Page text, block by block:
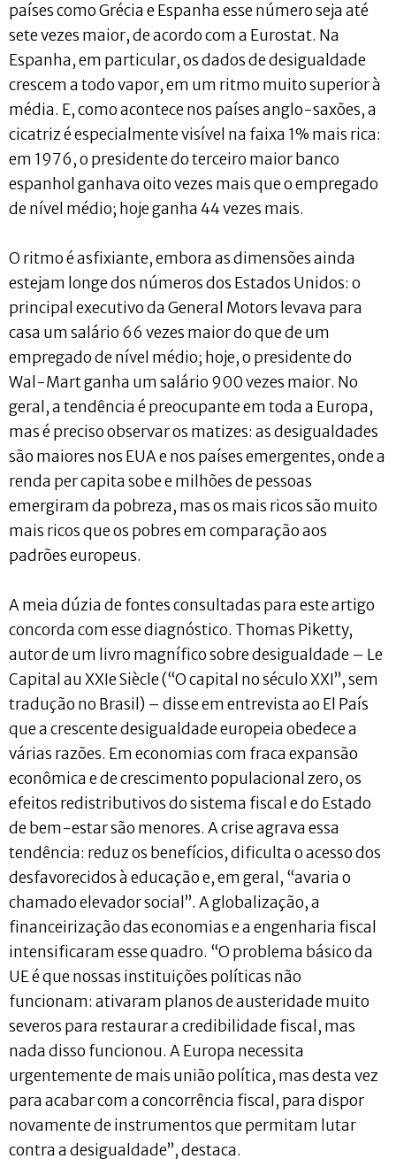
países como Grécia e Espanha esse número seja até
sete vezes maior, de acordo com a Eurostat. Na
Espanha, em particular, os dados de desigualdade
crescem a todo vapor, em um ritmo muito superior à
média. E, como acontece nos países anglo-saxões, a
cicatriz é especialmente visível na faixa 1% mais rica:
em 1976, o presidente do terceiro maior banco
espanhol ganhava oito vezes mais que o empregado
de nível médio; hoje ganha 44 vezes mais.
O ritmo é asfixiante, embora as dimensões ainda
estejam longe dos números dos Estados Unidos: o
principal executivo da General Motors levava para
casa um salário 66 vezes maior do que de um
empregado de nível médio; hoje, o presidente do
Wal-Mart ganha um salário 900 vezes maior. No
geral, a tendência é preocupante em toda a Europa,
mas é preciso observar os matizes: as desigualdades
são maiores nos EUA e nos países emergentes, onde a
renda per capita sobe e milhões de pessoas
emergiram da pobreza, mas os mais ricos são muito
mais ricos que os pobres em comparação aos
padrões europeus.
A meia dúzia de fontes consultadas para este artigo
concorda com esse diagnóstico. Thomas Piketty,
autor de um livro magnífico sobre desigualdade – Le
Capital au XXIe Siècle (“O capital no século XXI”, sem
tradução no Brasil) – disse em entrevista ao El País
que a crescente desigualdade europeia obedece a
várias razões. Em economias com fraca expansão
econômica e de crescimento populacional zero, os
efeitos redistributivos do sistema fiscal e do Estado
de bem-estar são menores. A crise agrava essa
tendência: reduz os benefícios, dificulta o acesso dos
desfavorecidos à educação e, em geral, “avaria o
chamado elevador social”. A globalização, a
financeirização das economias e a engenharia fiscal
intensificaram esse quadro. “O problema básico da
UE é que nossas instituições políticas não
funcionam: ativaram planos de austeridade muito
severos para restaurar a credibilidade fiscal, mas
nada disso funcionou. A Europa necessita
urgentemente de mais união política, mas desta vez
para acabar com a concorrência fiscal, para dispor
novamente de instrumentos que permitam lutar
contra a desigualdade”, destaca.